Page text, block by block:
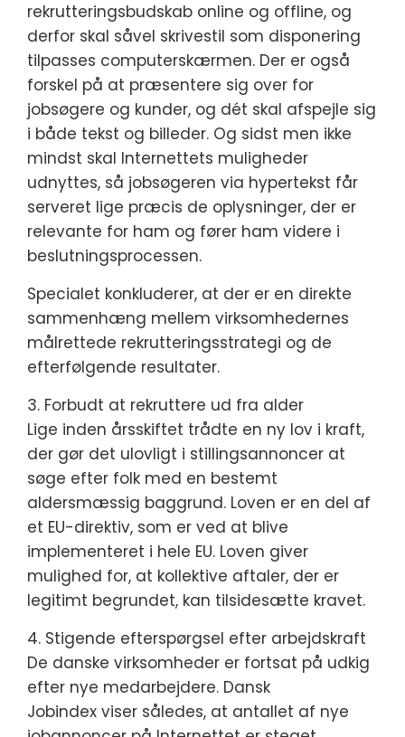
rekrutteringsbudskab online og offline, og
derfor skal såvel skrivestil som disponering
tilpasses computerskærmen. Der er også
forskel på at præsentere sig over for
jobsøgere og kunder, og dét skal afspejle sig
i både tekst og billeder. Og sidst men ikke
mindst skal Internettets muligheder
udnyttes, så jobsøgeren via hypertekst får
serveret lige præcis de oplysninger, der er
relevante for ham og fører ham videre i
beslutningsprocessen.
Specialet konkluderer, at der er en direkte
sammenhæng mellem virksomhedernes
målrettede rekrutteringsstrategi og de
efterfølgende resultater.
3. Forbudt at rekruttere ud fra alder
Lige inden årsskiftet trådte en ny lov i kraft,
der gør det ulovligt i stillingsannoncer at
søge efter folk med en bestemt
aldersmæssig baggrund. Loven er en del af
et EU-direktiv, som er ved at blive
implementeret i hele EU. Loven giver
mulighed for, at kollektive aftaler, der er
legitimt begrundet, kan tilsidesætte kravet.
4. Stigende efterspørgsel efter arbejdskraft
De danske virksomheder er fortsat på udkig
efter nye medarbejdere. Dansk
Jobindex viser således, at antallet af nye